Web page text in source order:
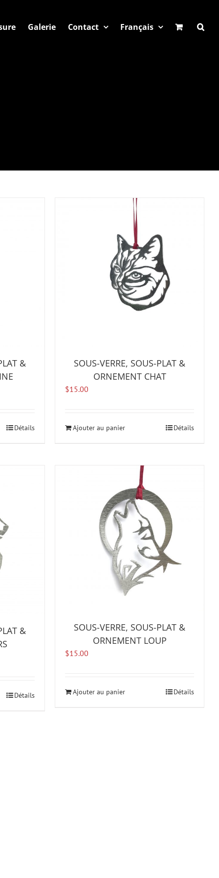
Galerie Contact Français
&
Détails
SOUS-VERRE, SOUS-PLAT &
ORNEMENT CHAT
$15.00
Ajouter au panier Détails
&
Détails
SOUS-VERRE, SOUS-PLAT &
ORNEMENT LOUP
$15.00
Ajouter au panier Détails